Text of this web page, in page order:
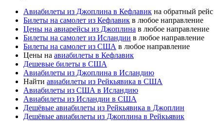
Авиабилеты из Джоплина в Кефлавик на обратный рейс
Билеты на самолет из Кефлавик в любое направление
Цены на авиарейсы из Джоплина в любое направление
Билеты на самолет из Исландии в любое направление
Билеты на самолет из США в любое направление
Цены на авиабилеты в Кефлавик
Дешевые билеты в США
Авиабилеты из Джоплина в Исландию
Найти авиабилеты из Рейкьявика в США
Авиабилеты из США в Исландию
Авиабилеты из Исландии в США
Дешёвые авиабилеты из Рейкьявика в Джоплин
Дешёвые авиабилеты из Джоплина в Рейкьявик